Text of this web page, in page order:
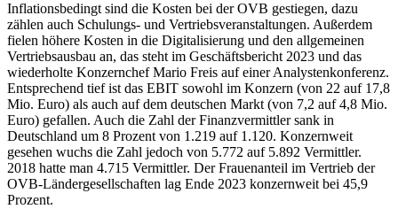
Inflationsbedingt sind die Kosten bei der OVB gestiegen, dazu
zählen auch Schulungs- und Vertriebsveranstaltungen. Außerdem
fielen höhere Kosten in die Digitalisierung und den allgemeinen
Vertriebsausbau an, das steht im Geschäftsbericht 2023 und das
wiederholte Konzernchef Mario Freis auf einer Analystenkonferenz.
Entsprechend tief ist das EBIT sowohl im Konzern (von 22 auf 17,8
Mio. Euro) als auch auf dem deutschen Markt (von 7,2 auf 4,8 Mio.
Euro) gefallen. Auch die Zahl der Finanzvermittler sank in
Deutschland um 8 Prozent von 1.219 auf 1.120. Konzernweit
gesehen wuchs die Zahl jedoch von 5.772 auf 5.892 Vermittler.
2018 hatte man 4.715 Vermittler. Der Frauenanteil im Vertrieb der
OVB-Ländergesellschaften lag Ende 2023 konzernweit bei 45,9
Prozent.